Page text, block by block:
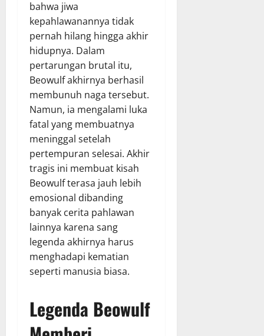
bahwa jiwa
kepahlawanannya tidak
pernah hilang hingga akhir
hidupnya. Dalam
pertarungan brutal itu,
Beowulf akhirnya berhasil
membunuh naga tersebut.
Namun, ia mengalami luka
fatal yang membuatnya
meninggal setelah
pertempuran selesai. Akhir
tragis ini membuat kisah
Beowulf terasa jauh lebih
emosional dibanding
banyak cerita pahlawan
lainnya karena sang
legenda akhirnya harus
menghadapi kematian
seperti manusia biasa.
Legenda Beowulf